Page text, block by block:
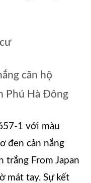
căn hộ
Phú Hà Đông
1 với màu
đen cản nắng
trắng From Japan
mát tay. Sự kết